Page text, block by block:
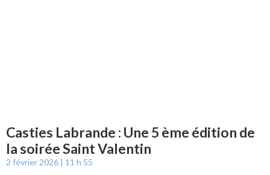
Casties Labrande : Une 5 ème édition de
la soirée Saint Valentin
2 février 2026 11 h 55